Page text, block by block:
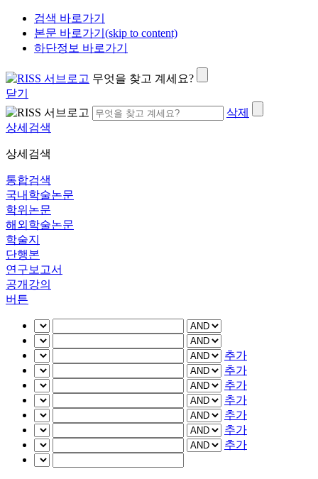
검색 바로가기
본문 바로가기(skip to content)
하단정보 바로가기
무엇을 찾고 계세요?
닫기
삭제
상세검색
상세검색
통합검색
국내학술논문
학위논문
해외학술논문
학술지
단행본
연구보고서
공개강의
버튼
추가
추가
추가
추가
추가
추가
추가